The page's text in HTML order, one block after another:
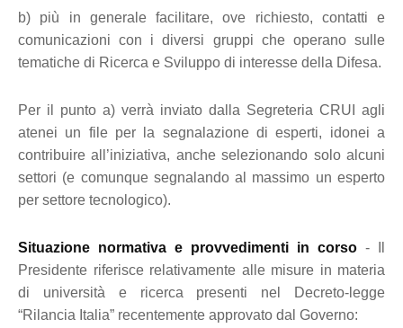
b) più in generale facilitare, ove richiesto, contatti e
comunicazioni con i diversi gruppi che operano sulle
tematiche di Ricerca e Sviluppo di interesse della Difesa.
Per il punto a) verrà inviato dalla Segreteria CRUI agli
atenei un file per la segnalazione di esperti, idonei a
contribuire all’iniziativa, anche selezionando solo alcuni
settori (e comunque segnalando al massimo un esperto
per settore tecnologico).
Situazione normativa e provvedimenti in corso - Il
Presidente riferisce relativamente alle misure in materia
di università e ricerca presenti nel Decreto-legge
“Rilancia Italia” recentemente approvato dal Governo: